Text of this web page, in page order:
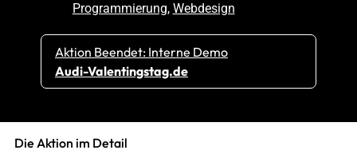
Programmierung, Webdesign
Aktion Beendet: Interne Demo
Audi-Valentingstag.de
Die Aktion im Detail